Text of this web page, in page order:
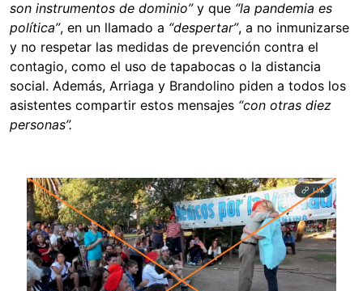
son instrumentos de dominio” y que “la pandemia es
política”, en un llamado a “despertar”, a no inmunizarse
y no respetar las medidas de prevención contra el
contagio, como el uso de tapabocas o la distancia
social. Además, Arriaga y Brandolino piden a todos los
asistentes compartir estos mensajes “con otras diez
personas”.
Image